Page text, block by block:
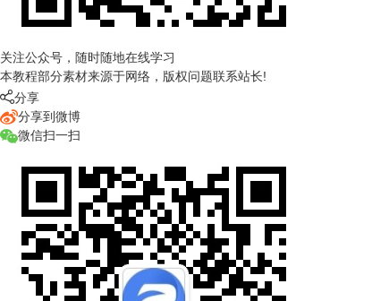
关注公众号，随时随地在线学习
本教程部分素材来源于网络，版权问题联系站长!
分享
分享到微博
微信扫一扫